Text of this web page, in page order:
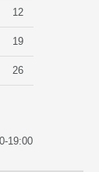
12
19
26
19:00